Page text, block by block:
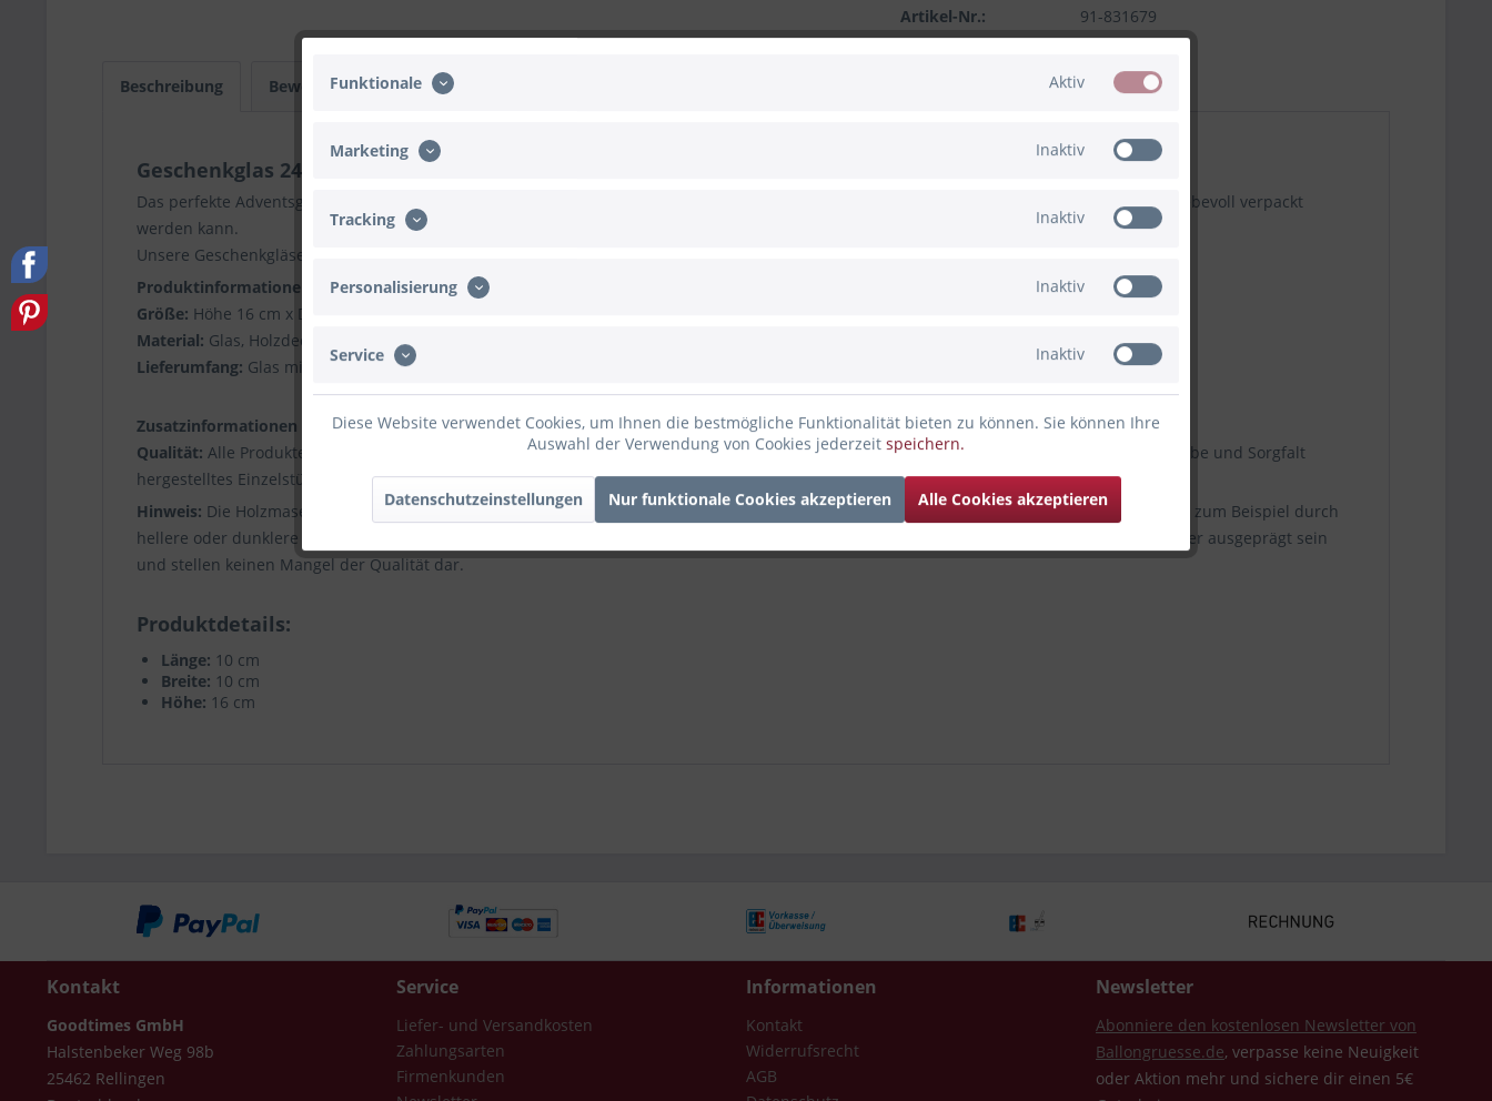
Artikel-Nr.: 91-831679
Beschreibung Bewertungen 0
Geschenkglas 24 Tage bis Weihnachten "Name" 880ml
Das perfekte Adventsgeschenk um das Warten auf Heilig Abend ein bisschen zu versüßen. Ideal für ein kleines Geschenk, das in dem Glas liebevoll verpackt
werden kann.
Unsere Geschenkgläser werden individuell mit dem gewünschten Namen graviert.
Produktinformationen
Größe: Höhe 16 cm x Durchmesser 10 cm (Volumen 880 ml)
Material: Glas, Holzdeckel
Lieferumfang: Glas mit Deckel - Deko und Süßigkeiten nicht enthalten.
Zusatzinformationen
Qualität: Alle Produkte werden von uns selbst gestaltet und mit unserem Lasercutter graviert. Es ist kein Massenprodukt, sondern ein mit Liebe und Sorgfalt
hergestelltes Einzelstück.
Hinweis: Die Holzmaserung sorgt für weichere und festere Anteile im Produkt, die sich auf die Gravur unterschiedlich auswirken können, wie zum Beispiel durch
hellere oder dunklere Stellen. Durch das Lasern können leichte Schmauchspuren entstehen. Diese Variationen können stärker oder schwächer ausgeprägt sein
und stellen keinen Mangel der Qualität dar.
Produktdetails
Länge: 10 cm
Breite: 10 cm
Höhe: 16 cm
Kontakt
Goodtimes GmbH
Halstenbeker Weg 98b
25462 Rellingen
Service
Liefer- und Versandkosten
Zahlungsarten
Firmenkunden
Informationen
Kontakt
Widerrufsrecht
AGB
Newsletter
Abonniere den kostenlosen Newsletter von
Ballongruesse.de, verpasse keine Neuigkeit
oder Aktion mehr und sichere dir einen 5€
Funktionale Aktiv
Marketing Inaktiv
Tracking Inaktiv
Personalisierung Inaktiv
Service Inaktiv
Diese Website verwendet Cookies, um Ihnen die bestmögliche Funktionalität bieten zu können. Sie können Ihre
Auswahl der Verwendung von Cookies jederzeit speichern.
Datenschutzeinstellungen Nur funktionale Cookies akzeptieren Alle Cookies akzeptieren